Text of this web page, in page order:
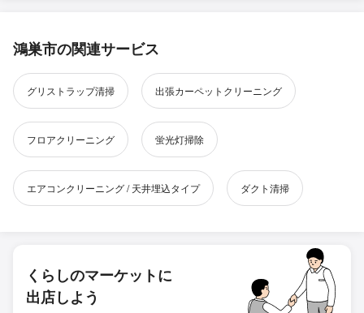
鴻巣市の関連サービス
グリストラップ清掃 出張カーペットクリーニング
フロアクリーニング 蛍光灯掃除
エアコンクリーニング / 天井埋込タイプ ダクト清掃
くらしのマーケットに
出店しよう